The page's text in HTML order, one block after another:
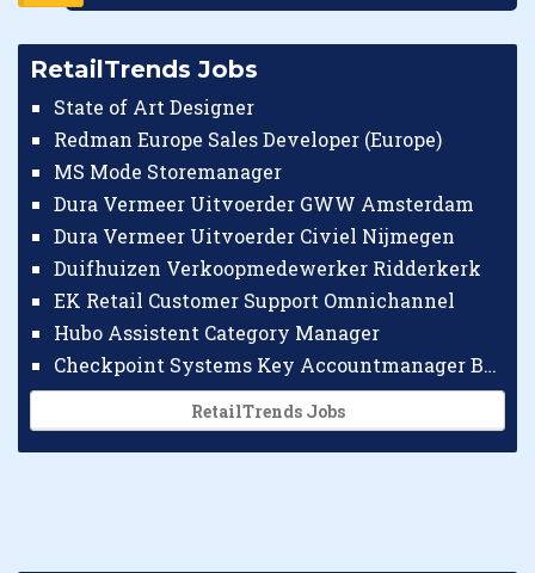
RetailTrends Jobs
State of Art Designer
Redman Europe Sales Developer (Europe)
MS Mode Storemanager
Dura Vermeer Uitvoerder GWW Amsterdam
Dura Vermeer Uitvoerder Civiel Nijmegen
Duifhuizen Verkoopmedewerker Ridderkerk
EK Retail Customer Support Omnichannel
Hubo Assistent Category Manager
Checkpoint Systems Key Accountmanager Benelux
RetailTrends Jobs